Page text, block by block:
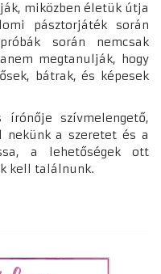
miközben életük útja
pásztorjáték során
során nemcsak
megtanulják, hogy
bátrak, és képesek
szívmelengető,
a szeretet és a
a lehetőségek ott
kell találnunk.